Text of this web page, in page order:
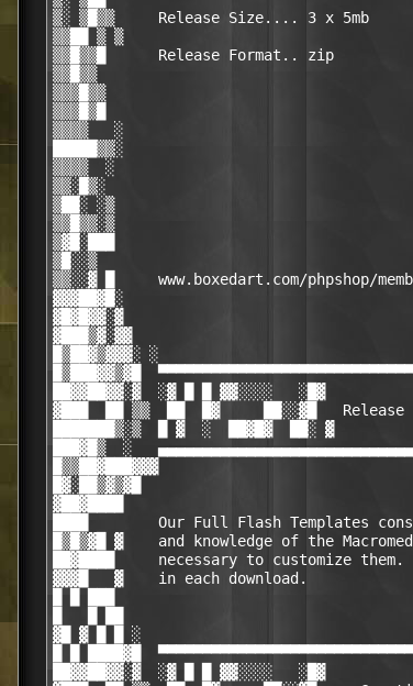
▒░ ▒█▒▒     Release Size.... 3 x
▒▒██ ▒ ▒
▒▒█▒▒█      Release Format.. zip
▒▒█▒▒
▒▒▒█▒▒
▒▒▒█▒█
▒▒▒▒   ░
█████▒▒░
▒▒▒▒  ░
▒▒░█▒░
▒██░ ░▒
▒▒█▒▒░▒
▒▓█░███
▒█░░▒
▒▒░░▓ █     www.boxedart.com/phpshop/
▓▓▓██▓█░
▓█▓█▓▓░▓
▓███▒▓░▓▓
█▒██▓▒▓▓▓░ ░
█▒███▓▓▒▓█
██▓▓██▓▓░▓  ░▓ █ █ ▓▓░░░░   ░█▓
▓███  ██ ▒▒  ██  █▓     ██░░▓█   Release
███████▒░▒  █ ▓  ░  ██▓█▓  ██░ ▓
███▓█▒  ░
█▒▒██▓███▓▓▓
█▓░██▒▓▒▓█
▓██▓████
████        Our Full Flash Templates
█▒█▒▓█ ▓    and knowledge of the
██▓████     necessary to customize
▓▓▓█   ▓    in each download.
▓█ ▓ █ █ ░
█ █ ████▓█
██▓▓██▓▓░▓  ░▓ █ █ ▓▓░░░░   ░█▓